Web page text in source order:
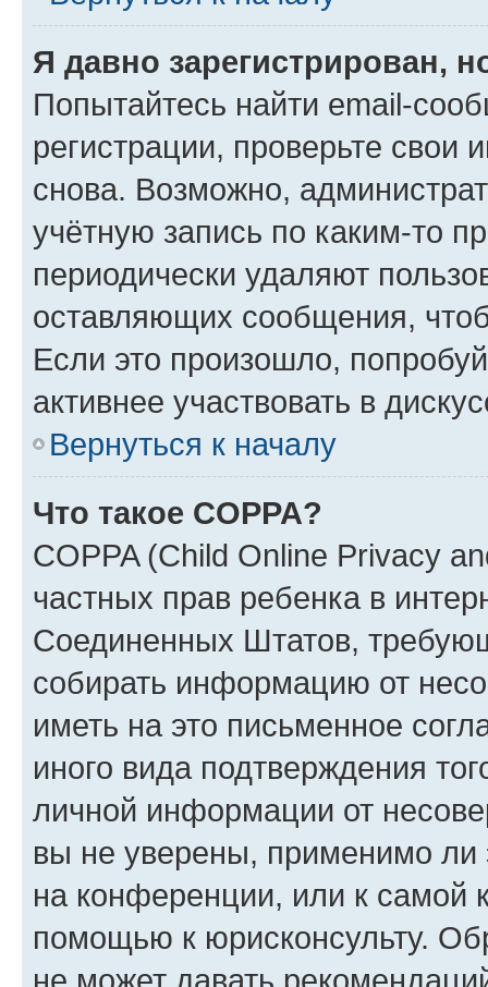
Я давно зарегистрирован,
Попытайтесь найти email-
регистрации, проверьте свои
снова. Возможно,
учётную запись по каким-то
периодически удаляют
оставляющих сообщения,
Если это произошло,
активнее участвовать в
Вернуться к началу
Что такое COPPA?
COPPA (Child Online Privacy
частных прав ребенка в
Соединенных Штатов,
собирать информацию от
иметь на это письменное
иного вида подтверждения
личной информации от
вы не уверены, применимо ли
на конференции, или к самой
помощью к юрисконсульту.
не может давать